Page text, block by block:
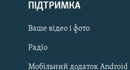
Qırımtatar
ДОЛУЧАЙСЯ!
ПІДТРИМКА
Ваше відео і фото
Радіо
Мобільний додаток Android